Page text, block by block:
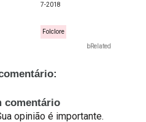
7-2018
Folclore
bRelated
comentário
opinião é importante.